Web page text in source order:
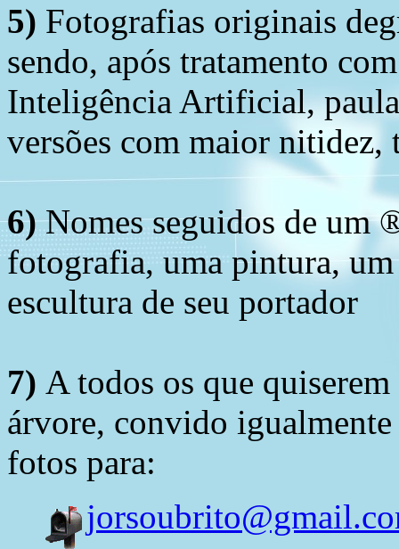
5) Fotografias originais
sendo, após tratamento
Inteligência Artificial,
versões com maior nitidez,
6)Nomes seguidos de um
fotografia, uma pintura,
escultura de seu portador
7) A todos os que
árvore, convido
fotos para: